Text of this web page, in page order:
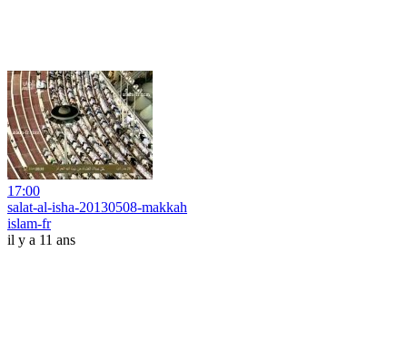
17:00
salat-al-isha-20130508-makkah
islam-fr
il y a 11 ans